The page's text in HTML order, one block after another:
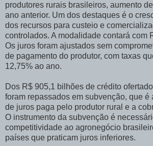
produtores rurais brasileiros, aumento
ano anterior. Um dos destaques é o
dos recursos para custeio e
controlados. A modalidade contará com
Os juros foram ajustados sem
de pagamento do produtor, com taxas
12,75% ao ano.
Dos R$ 905,1 bilhões de crédito
foram repassados em subvenção, que é
de juros paga pelo produtor rural e a
O instrumento da subvenção é
competitividade ao agronegócio
países que praticam juros inferiores.